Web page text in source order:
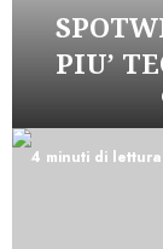
PIU’
4 minuti di lettura